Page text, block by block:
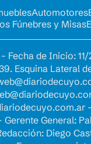
Automotores
Fúnebres y Misas
Fecha de Inicio:
Esquina Lateral
-
General:
Diego